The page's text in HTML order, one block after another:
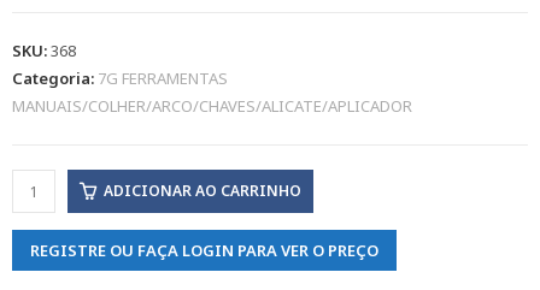
SKU:368
Categoria: 7G FERRAMENTAS
MANUAIS/COLHER/ARCO/CHAVES/ALICATE/APLICADOR
ADICIONAR AO CARRINHO
REGISTRE OU FAÇA LOGIN PARA VER O PREÇO